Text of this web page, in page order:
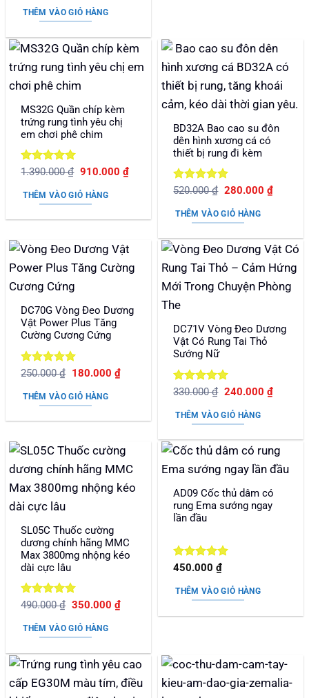
là:
1.790.000 ₫.
tại
là:
THÊM VÀO GIỎ HÀNG
MS32G Quần chíp kèm
trứng rung tình yêu chị
em chơi phê chim
Được xếp
sao
1.390.000₫ Giá
là:
1.390.000 ₫.
910.000 ₫Giá
hiện
910.000 ₫.
THÊM VÀO GIỎ HÀNG
BD32A Bao cao su đôn
dên hình xương cá có
thiết bị rung đi kèm
Được xếp
sao
520.000₫ Giá
là:
520.000 ₫.
280.000 ₫Giá
hiện
THÊM VÀO GIỎ HÀNG
DC70G Vòng Đeo Dương
Vật Power Plus Tăng
Cường Cương Cứng
Được xếp
sao
250.000₫ Giá
là:
250.000 ₫.
180.000 ₫Giá
hiện
THÊM VÀO GIỎ HÀNG
DC71V Vòng Đeo Dương
Vật Có Rung Tai Thỏ
Sướng Nữ
Được xếp
sao
330.000₫ Giá
là:
330.000 ₫.
240.000 ₫Giá
hiện
THÊM VÀO GIỎ HÀNG
SL05C Thuốc cường
dương chính hãng MMC
Max 3800mg nhộng kéo
dài cực lâu
Được xếp
sao
490.000₫ Giá
là:
490.000 ₫.
350.000 ₫Giá
THÊM VÀO GIỎ HÀNG
AD09 Cốc thủ dâm có
rung Ema sướng ngay
lần đầu
Được xếp
sao
450.000₫
THÊM VÀO GIỎ HÀNG